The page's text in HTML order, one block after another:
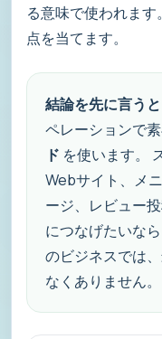
る意味で使われま
点を当てます。
結論を先に言うと
ペレーションで
ド を使います。
Webサイト、メ
ージ、レビュー
につなげたいなら
のビジネスでは
なくありません。